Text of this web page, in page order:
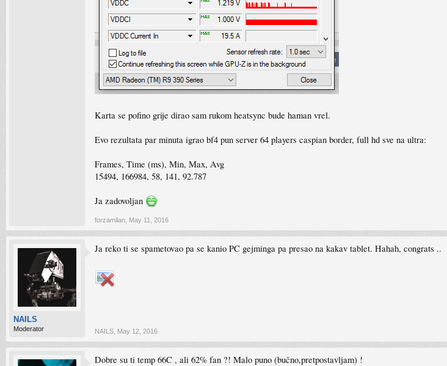
Karta se pofino grije dirao sam rukom heatsync bude haman vrel.
Evo rezultata par minuta igrao bf4 pun server 64 players caspian border, full hd sve na ultra:
Frames, Time (ms), Min, Max, Avg
15494, 166984, 58, 141, 92.787
Ja zadovoljan
forzamilan May 11, 2016
NAILS
Moderator
Ja reko ti se spametovao pa se kanio PC gejminga pa presao na kakav tablet. Hahah, congrats ..
NAILS May 12, 2016
Dobre su ti temp 66C , ali 62% fan ?! Malo puno (bučno,pretpostavljam) !